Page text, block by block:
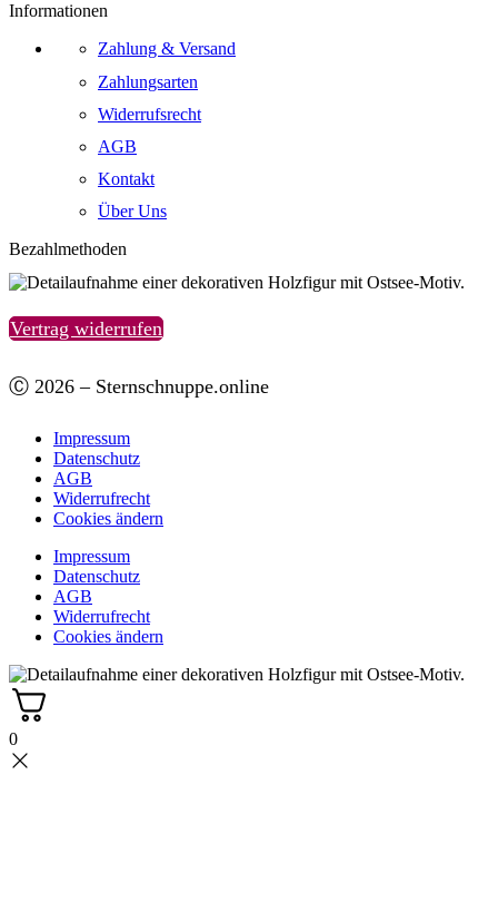
Informationen
Zahlung & Versand
Zahlungsarten
Widerrufsrecht
AGB
Kontakt
Über Uns
Bezahlmethoden
Vertrag widerrufen
Ⓒ 2026 – Sternschnuppe.online
Impressum
Datenschutz
AGB
Widerrufrecht
Cookies ändern
Impressum
Datenschutz
AGB
Widerrufrecht
Cookies ändern
0